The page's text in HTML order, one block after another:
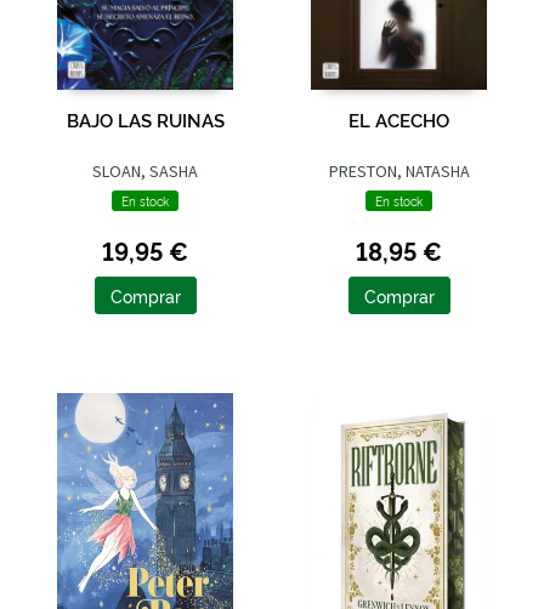
BAJO LAS RUINAS
SLOAN, SASHA
En stock
19,95 €
Comprar
EL ACECHO
PRESTON, NATASHA
En stock
18,95 €
Comprar